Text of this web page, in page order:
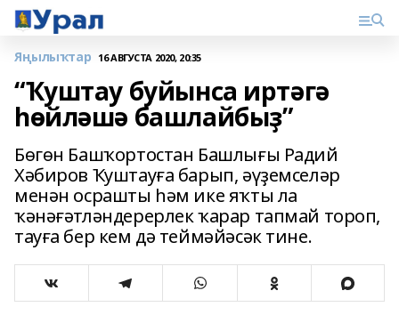
Яңылыҡтар 16 АВГУСТА 2020, 20:35
“Ҡуштау буйынса иртәгә
һөйләшә башлайбыҙ”
Бөгөн Башҡортостан Башлығы Радий
Хәбиров Ҡуштауға барып, әүҙемселәр
менән осрашты һәм ике яҡты ла
ҡәнәғәтләндерерлек ҡарар тапмай тороп,
тауға бер кем дә теймәйәсәк тине.